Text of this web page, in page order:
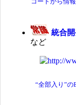
統合開
など
“全部入り”の